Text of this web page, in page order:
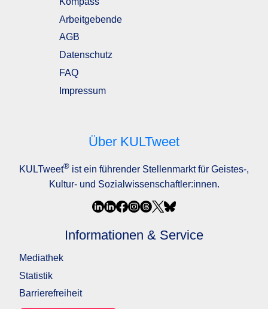
Arbeitgebende
AGB
Datenschutz
FAQ
Impressum
Über KULTweet
KULTweet® ist ein führender Stellenmarkt für Geistes-,
Kultur- und Sozialwissenschaftler:innen.
Informationen & Service
Mediathek
Statistik
Barrierefreiheit